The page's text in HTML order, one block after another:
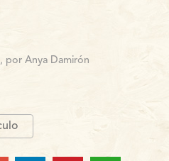
por Anya Damirón